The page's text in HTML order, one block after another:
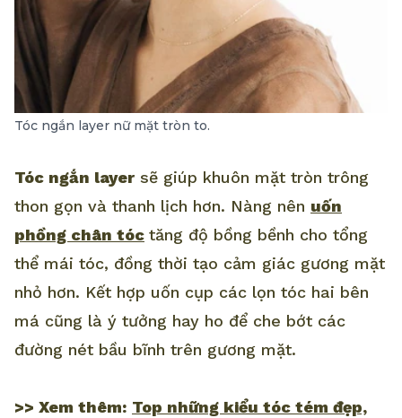
Tóc ngắn layer nữ mặt tròn to.
Tóc ngắn layer sẽ giúp khuôn mặt tròn trông
thon gọn và thanh lịch hơn. Nàng nên uốn
phồng chân tóc tăng độ bồng bềnh cho tổng
thể mái tóc, đồng thời tạo cảm giác gương mặt
nhỏ hơn. Kết hợp uốn cụp các lọn tóc hai bên
má cũng là ý tưởng hay ho để che bớt các
đường nét bầu bĩnh trên gương mặt.
>> Xem thêm: Top những kiểu tóc tém đẹp,